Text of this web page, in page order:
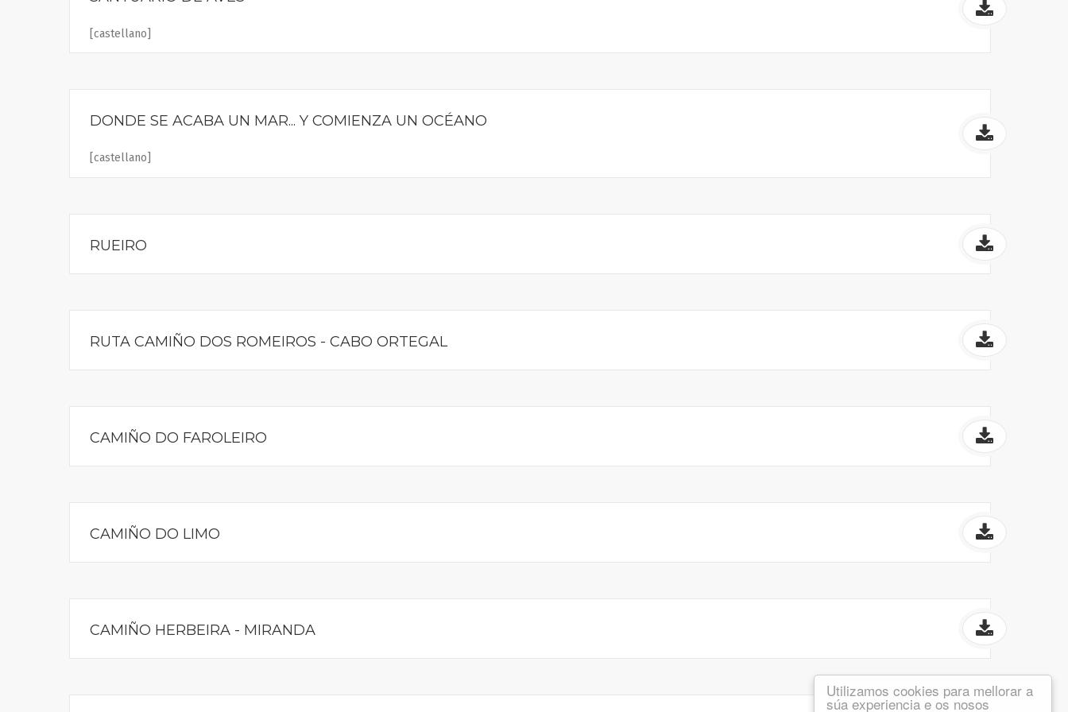
Utilizamos cookies para mellorar a
súa experiencia e os nosos
[castellano]
DONDE SE ACABA UN MAR... Y COMIENZA UN OCÉANO
[castellano]
RUEIRO
RUTA CAMIÑO DOS ROMEIROS - CABO ORTEGAL
CAMIÑO DO FAROLEIRO
CAMIÑO DO LIMO
CAMIÑO HERBEIRA - MIRANDA